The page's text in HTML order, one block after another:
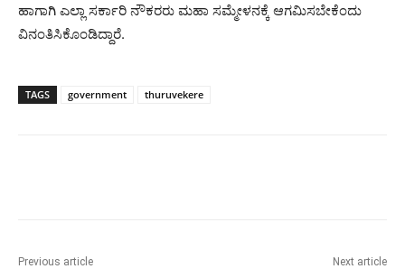
ಹಾಗಾಗಿ ಎಲ್ಲಾ ಸರ್ಕಾರಿ ನೌಕರರು ಮಹಾ ಸಮ್ಮೇಳನಕ್ಕೆ ಆಗಮಿಸಬೇಕೆಂದು
ವಿನಂತಿಸಿಕೊಂಡಿದ್ದಾರೆ.
TAGS government thuruvekere
Previous article Next article